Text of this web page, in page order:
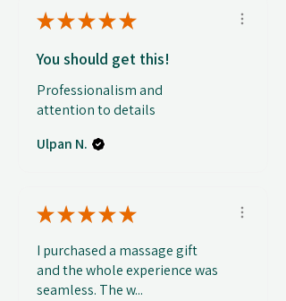
★★★★★
You should get this!
Professionalism and
attention to details
Ulpan N.
★★★★★
I purchased a massage gift
and the whole experience was
seamless. The w...